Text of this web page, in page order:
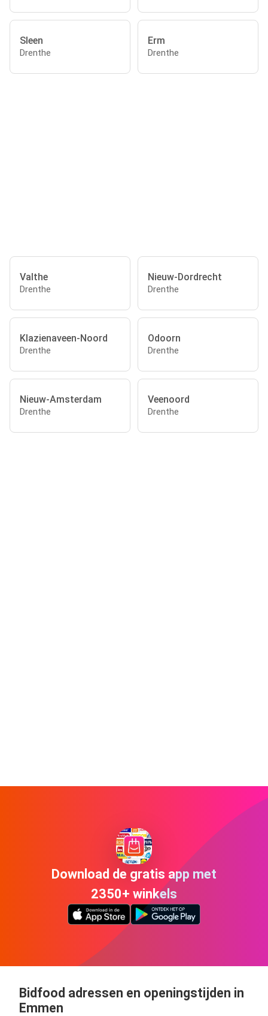
Sleen
Drenthe
Erm
Drenthe
Valthe
Drenthe
Nieuw-Dordrecht
Drenthe
Klazienaveen-Noord
Drenthe
Odoorn
Drenthe
Nieuw-Amsterdam
Drenthe
Veenoord
Drenthe
Download de gratis app met
2350+ winkels
Bidfood adressen en openingstijden in
Emmen